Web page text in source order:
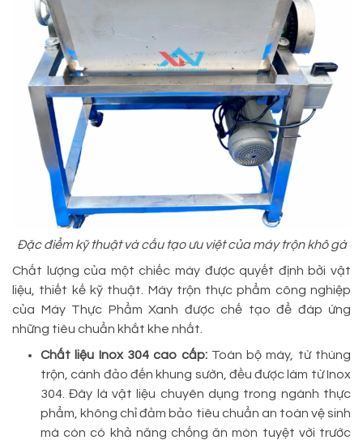
Đặc điểm kỹ thuật và cấu tạo ưu việt của máy trộn khô gà
Chất lượng của một chiếc máy được quyết định bởi vật
liệu, thiết kế kỹ thuật. Máy trộn thực phẩm công nghiệp
của Máy Thực Phẩm Xanh được chế tạo để đáp ứng
những tiêu chuẩn khắt khe nhất.
Chất liệu Inox 304 cao cấp:Toàn bộ máy, từ thùng
trộn, cánh đảo đến khung sườn, đều được làm từ Inox
304. Đây là vật liệu chuyên dụng trong ngành thực
phẩm, không chỉ đảm bảo tiêu chuẩn an toàn vệ sinh
mà còn có khả năng chống ăn mòn tuyệt vời trước